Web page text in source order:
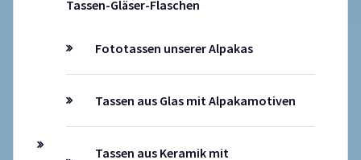
Tassen-Gläser-Flaschen
Fototassen unserer Alpakas
Tassen aus Glas mit Alpakamotiven
Tassen aus Keramik mit